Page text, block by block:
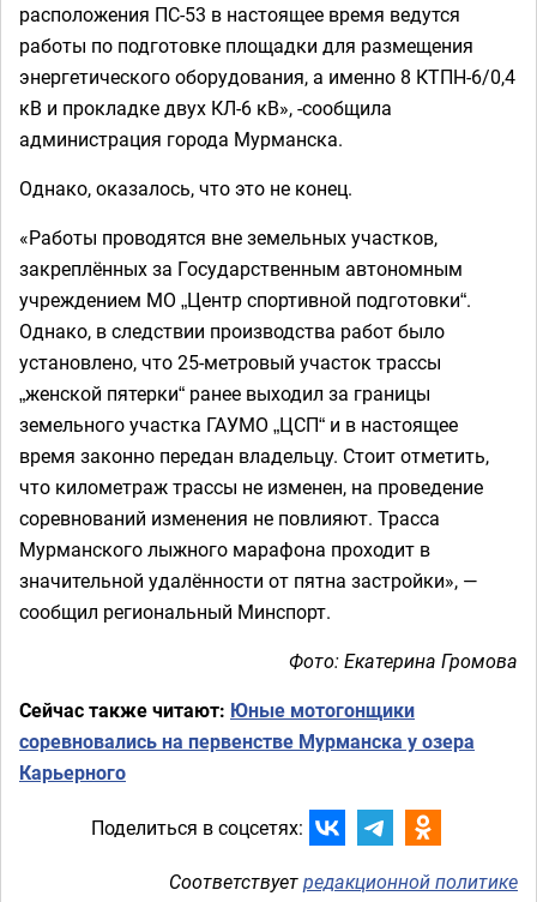
расположения ПС-53 в настоящее время ведутся
работы по подготовке площадки для размещения
энергетического оборудования, а именно 8 КТПН-6/0,4
кВ и прокладке двух КЛ-6 кВ», -сообщила
администрация города Мурманска.
Однако, оказалось, что это не конец.
«Работы проводятся вне земельных участков,
закреплённых за Государственным автономным
учреждением МО „Центр спортивной подготовки“.
Однако, в следствии производства работ было
установлено, что 25-метровый участок трассы
„женской пятерки“ ранее выходил за границы
земельного участка ГАУМО „ЦСП“ и в настоящее
время законно передан владельцу. Стоит отметить,
что километраж трассы не изменен, на проведение
соревнований изменения не повлияют. Трасса
Мурманского лыжного марафона проходит в
значительной удалённости от пятна застройки», —
сообщил региональный Минспорт.
Фото: Екатерина Громова
Сейчас также читают: Юные мотогонщики
соревновались на первенстве Мурманска у озера
Карьерного
Поделиться в соцсетях:
Соответствуетредакционной политике